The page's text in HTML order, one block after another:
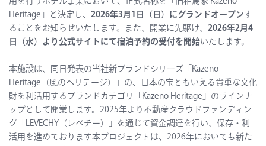
Heritage」と決定し、 2026年3月1日（日）にグランドオープンす
ることをお知らせいたします。また、開業に先駆け、 2026年2月4
日（水）より公式サイトにて宿泊予約の受付を開始いたします。
本施設は、同日発表の当社新ブランドシリーズ「Kazeno
Heritage（風のヘリテージ）」の、日本の宝ともいえる貴重な文化
財を利活用するブランドカテゴリ「Kazeno Heritage」のラインナ
ップとして開業します。2025年より不動産クラウドファンディン
グ「LEVECHY（レベチー）」を通じて資金調達を行い、保存・利
活用を進めております本プロジェクトは、2026年においても新た